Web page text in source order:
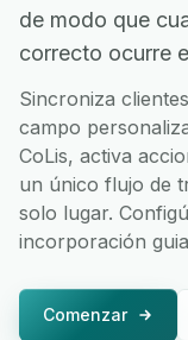
de modo que
correcto ocurre
Sincroniza
campo
CoLis, activa
un único flujo de
solo lugar.
incorporación
Comenzar